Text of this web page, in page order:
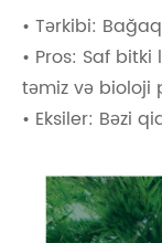
• Tərkibi:
• Pros: Saf
təmiz və bioloji
• Eksiler: Bəzi